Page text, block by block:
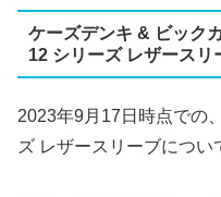
ケーズデンキ & ビック
12 シリーズ レザースリ
2023年9月17日時点での
ズ レザースリーブについ